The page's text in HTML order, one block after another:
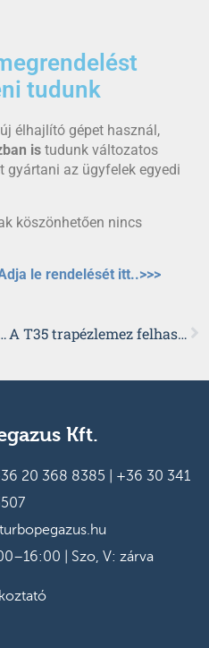
tudunk
élhajlító gépet használ,
is tudunk változatos
gyártani az ügyfelek egyedi
köszönhetően nincs
le rendelését itt..>>>
költséghatékonyabb kivitelezés A T35 trapézlemez felhasználási lehetőségei
Kft.
20 368 8385
+36 30 341
| Szo, V: zárva